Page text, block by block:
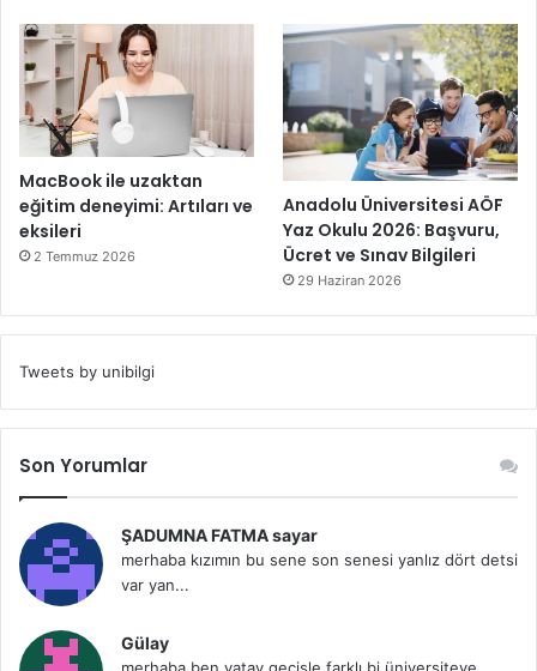
MacBook ile uzaktan
eğitim deneyimi: Artıları ve
eksileri
2 Temmuz 2026
Anadolu Üniversitesi AÖF
Yaz Okulu 2026: Başvuru,
Ücret ve Sınav Bilgileri
29 Haziran 2026
Tweets by unibilgi
Son Yorumlar
ŞADUMNA FATMA sayar
merhaba kızımın bu sene son senesi yanlız dört detsi
var yan...
Gülay
merhaba.ben yatay geçişle farklı bi üniversiteye